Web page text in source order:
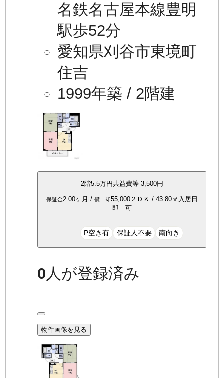
名鉄名古屋本線豊明
駅歩52分
愛知県刈谷市東境町
住吉
1999年築 / 2階建
2階5.5万円共益費等 3,500円
保証金2.00ヶ月 / 償 却55,000２ＤＫ / 43.80㎡ 入居日
即 可
P空き有 保証人不要 南向き
0人が登録済み
物件画像を見る